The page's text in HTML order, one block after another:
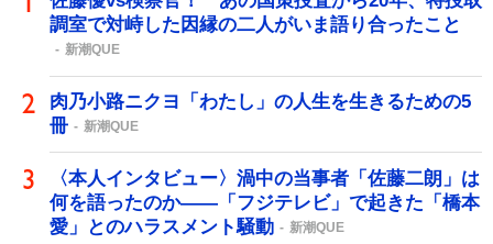
調室で対峙した因縁の二人がいま語り合ったこと
新潮QUE
肉乃小路ニクヨ「わたし」の人生を生きるための5
冊
新潮QUE
〈本人インタビュー〉渦中の当事者「佐藤二朗」は
何を語ったのか――「フジテレビ」で起きた「橋本
愛」とのハラスメント騒動
新潮QUE